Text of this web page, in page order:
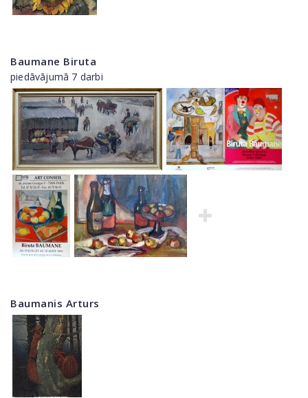
Baumane Biruta
piedāvājumā 7 darbi
Baumanis Arturs